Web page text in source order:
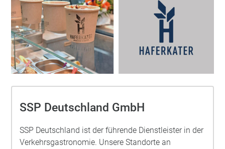
SSP Deutschland GmbH
SSP Deutschland ist der führende Dienstleister in der
Verkehrsgastronomie. Unsere Standorte an